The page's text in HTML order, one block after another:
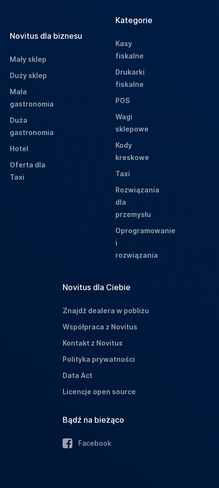
Novitus dla biznesu
Mały sklep
Duży sklep
Mała
gastronomia
Duża
gastronomia
Hotel
Oferta dla
Taxi
Kategorie
Kasy
fiskalne
Drukarki
fiskalne
POS
Wagi
sklepowe
Kody
kreskowe
Taxi
Rozwiązania
dla
przemysłu
Oprogramowanie
i
rozwiązania
Novitus dla Ciebie
Znajdź dealera w pobliżu
Współpraca z Novitus
Kontakt z Novitus
Polityka prywatności
Data Act
Licencje open source
Bądź na bieżąco
Facebook